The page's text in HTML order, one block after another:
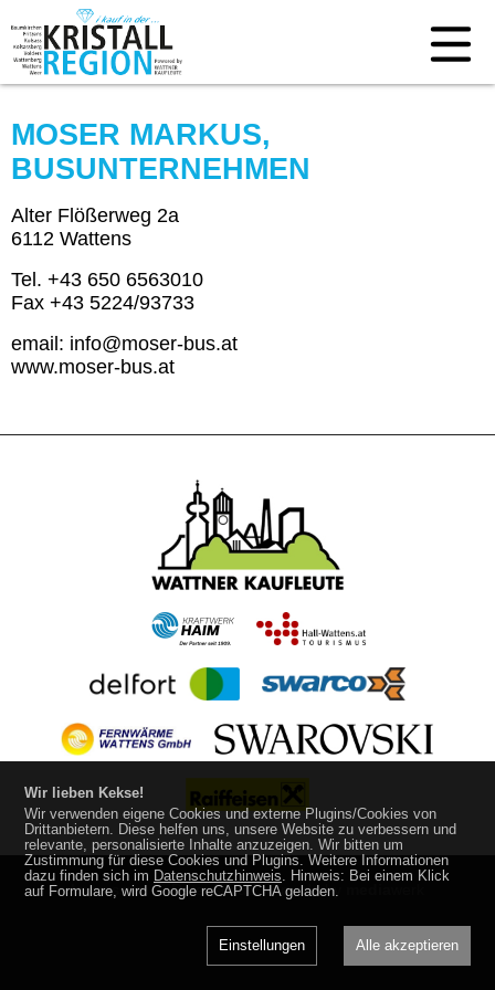
MOSER MARKUS,
BUSUNTERNEHMEN
Alter Flößerweg 2a
6112 Wattens
Tel. +43 650 6563010
Fax +43 5224/93733
email: info@moser-bus.at
www.moser-bus.at
Impressum Datenschutz made by
Wir lieben Kekse!
Wir verwenden eigene Cookies und externe Plugins/Cookies von
Drittanbietern. Diese helfen uns, unsere Website zu verbessern und
relevante, personalisierte Inhalte anzuzeigen. Wir bitten um
Zustimmung für diese Cookies und Plugins. Weitere Informationen
dazu finden sich im Datenschutzhinweis. Hinweis: Bei einem Klick
auf Formulare, wird Google reCAPTCHA geladen.
Einstellungen Alle akzeptieren